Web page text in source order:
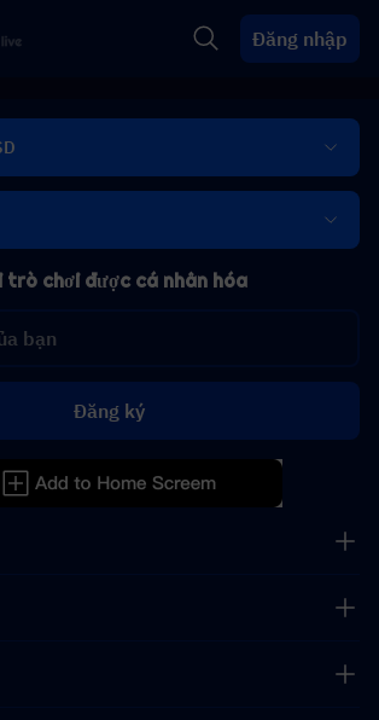
Đăng nhập
trò chơi được cá nhân hóa
Đăng ký